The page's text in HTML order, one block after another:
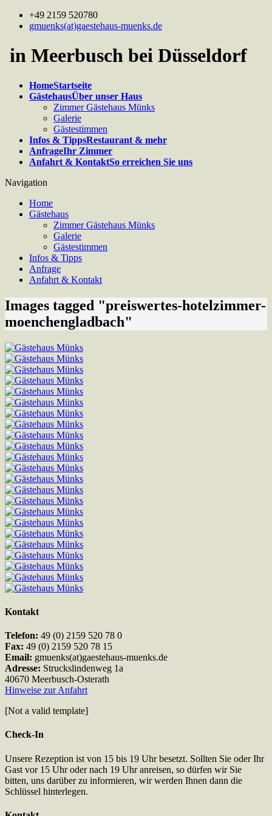
+49 2159 520780
gmuenks(at)gaestehaus-muenks.de
in Meerbusch bei Düsseldorf
HomeStartseite
GästehausÜber unser Haus
Zimmer Gästehaus Münks
Galerie
Gästestimmen
Infos & TippsRestaurant & mehr
AnfrageIhr Zimmer
Anfahrt & KontaktSo erreichen Sie uns
Navigation
Home
Gästehaus
Zimmer Gästehaus Münks
Galerie
Gästestimmen
Infos & Tipps
Anfrage
Anfahrt & Kontakt
Images tagged "preiswertes-hotelzimmer-
moenchengladbach"
Kontakt
Telefon: 49 (0) 2159 520 78 0
Fax: 49 (0) 2159 520 78 15
Email: gmuenks(at)gaestehaus-muenks.de
Adresse: Struckslindenweg 1a
40670 Meerbusch-Osterath
Hinweise zur Anfahrt
[Not a valid template]
Check-In
Unsere Rezeption ist von 15 bis 19 Uhr besetzt. Sollten Sie oder Ihr
Gast vor 15 Uhr oder nach 19 Uhr anreisen, so dürfen wir Sie
bitten, uns darüber zu informieren, wir werden Ihnen dann die
Schlüssel hinterlegen.